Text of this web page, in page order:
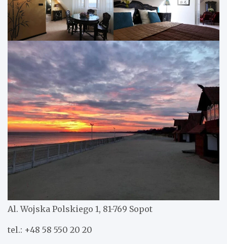
Al. Wojska Polskiego 1, 81-769 Sopot
tel.: +48 58 550 20 20